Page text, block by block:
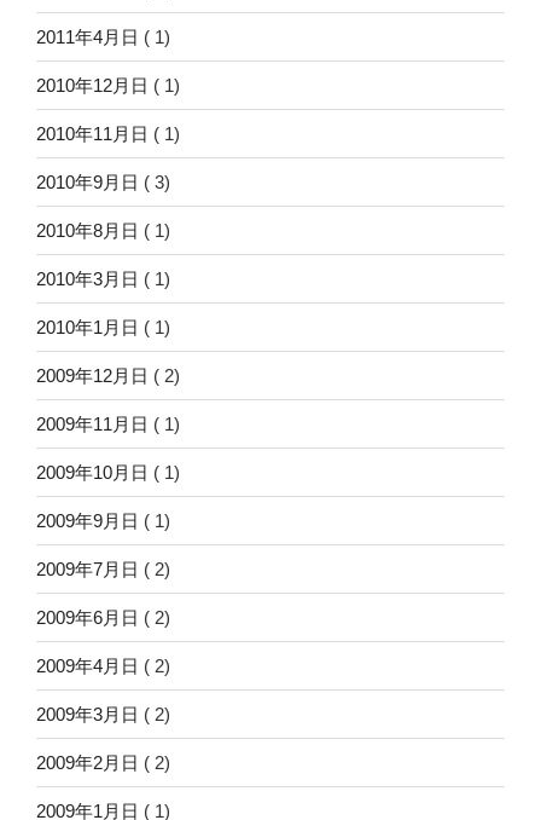
2011年4月日 ( 1)
2010年12月日 ( 1)
2010年11月日 ( 1)
2010年9月日 ( 3)
2010年8月日 ( 1)
2010年3月日 ( 1)
2010年1月日 ( 1)
2009年12月日 ( 2)
2009年11月日 ( 1)
2009年10月日 ( 1)
2009年9月日 ( 1)
2009年7月日 ( 2)
2009年6月日 ( 2)
2009年4月日 ( 2)
2009年3月日 ( 2)
2009年2月日 ( 2)
2009年1月日 ( 1)